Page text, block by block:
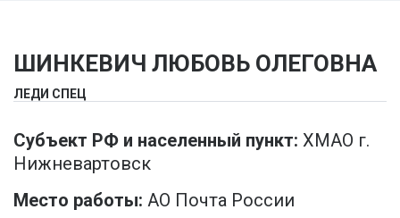
ШИНКЕВИЧ ЛЮБОВЬ ОЛЕГОВНА
ЛЕДИ СПЕЦ
Субъект РФ и населенный пункт: ХМАО г.
Нижневартовск
Место работы: АО Почта России